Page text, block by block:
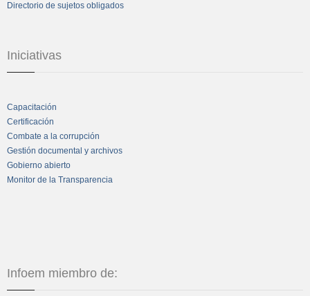
Directorio de sujetos obligados
Iniciativas
Capacitación
Certificación
Combate a la corrupción
Gestión documental y archivos
Gobierno abierto
Monitor de la Transparencia
Infoem miembro de: